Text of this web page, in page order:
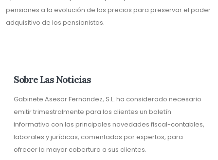
pensiones a la evolución de los precios para preservar el poder
adquisitivo de los pensionistas.
Sobre Las Noticias
Gabinete Asesor Fernandez, S.L. ha considerado necesario
emitir trimestralmente para los clientes un boletín
informativo con las principales novedades fiscal-contables,
laborales y jurídicas, comentadas por expertos, para
ofrecer la mayor cobertura a sus clientes.